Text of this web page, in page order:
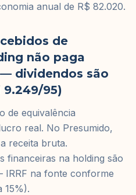
anual de R$ 82.020.
de
não paga
dividendos são
9.249/95)
de equivalência
real. No Presumido,
receita bruta.
financeiras na holding são
na fonte conforme
15%).